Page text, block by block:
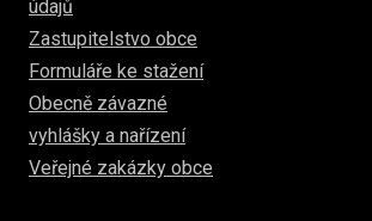
údajů
Zastupitelstvo obce
Formuláře ke stažení
Obecně závazné
vyhlášky a nařízení
Veřejné zakázky obce